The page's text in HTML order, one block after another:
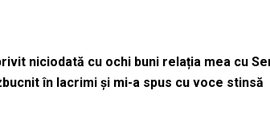
niciodată cu ochi buni relația mea cu
în lacrimi și mi-a spus cu voce stinsă